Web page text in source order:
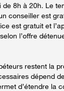
8h à 20h. Le
conseiller est
est gratuit et
l’offre
restent la
dépend
d’étendre la